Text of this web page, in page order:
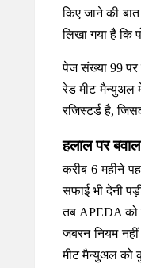
किए जाने की
लिखा गया है कि
पेज संख्या 99 पर
रेड मीट मैन्युअल
रजिस्टर्ड है,
हलाल पर बवाल
करीब 6 महीने
सफाई भी देनी
तब APEDA को
जबरन नियम
मीट मैन्युअल को